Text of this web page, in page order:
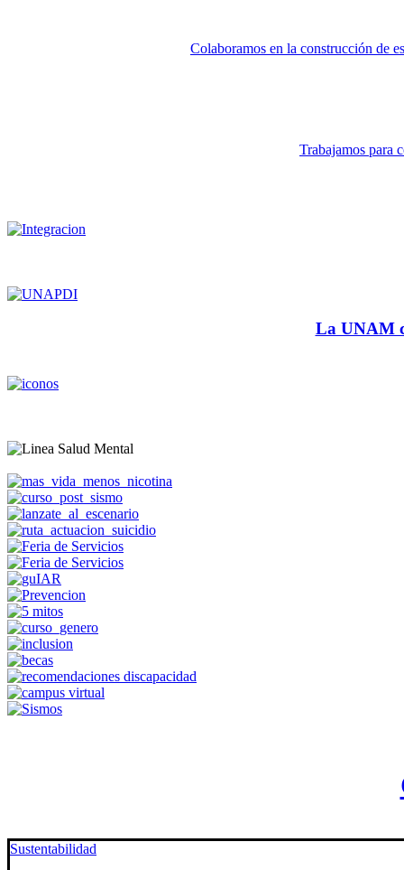
Colaboramos en la construcción de
Trabajamos para
La UNAM
Sustentabilidad